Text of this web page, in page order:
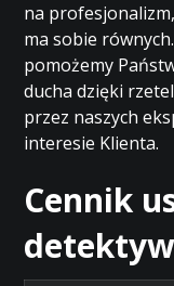
na
ma sobie
pomożemy
ducha dzięki
przez naszych
interesie Klienta.
Cennik